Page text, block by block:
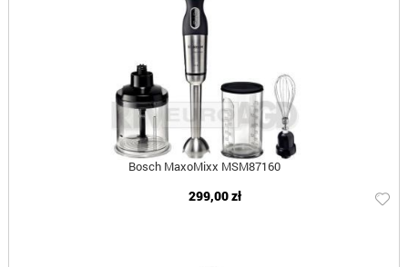
Bosch MaxoMixx MSM87160
299,00 zł